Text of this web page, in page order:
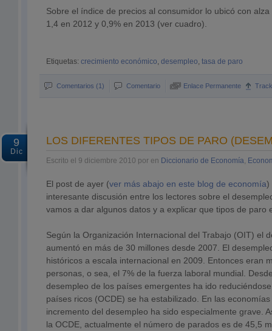
Sobre el índice de precios al consumidor lo ubicó con
1,4 en 2012 y 0,9% en 2013 (ver cuadro).
Etiquetas: crecimiento económico, desempleo, tasa de paro
Comentarios (1) Comentario Enlace Permanente
9
Dic
LOS DIFERENTES TIPOS DE PARO
Escrito el 9 diciembre 2010 por en Diccionario de Economía,
El post de ayer (ver más abajo en este blog de economía)
interesante discusión entre los lectores sobre el
vamos a dar algunos datos y a explicar que tipos de paro
Según la Organización Internacional del Trabajo (OIT) el
aumentó en más de 30 millones desde 2007. El
históricos a escala internacional en 2009. Entonces eran
personas, o sea, el 7% de la fuerza laboral mundial.
desempleo de los países emergentes ha ido
países ricos (OCDE) se ha estabilizado. En las
incremento del desempleo ha sido especialmente grave.
la OCDE, actualmente el número de parados es de 45,5